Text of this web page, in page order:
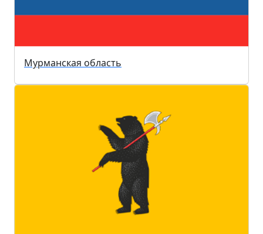
Мурманская область